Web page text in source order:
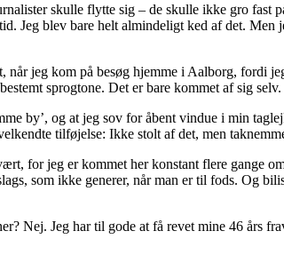
skulle flytte sig – de skulle ikke gro fast
Jeg blev bare helt almindeligt ked af det. Men
jeg kom på besøg hjemme i Aalborg, fordi
sprogtone. Det er bare kommet af sig selv.
by’, og at jeg sov for åbent vindue i min
tilføjelse: Ikke stolt af det, men
for jeg er kommet her konstant flere gange
som ikke generer, når man er til fods. Og
Nej. Jeg har til gode at få revet mine 46 års